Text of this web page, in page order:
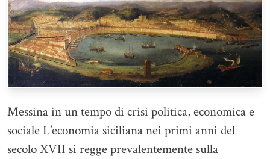
Messina in un tempo di crisi politica, economica e
sociale L’economia siciliana nei primi anni del
secolo XVII si regge prevalentemente sulla